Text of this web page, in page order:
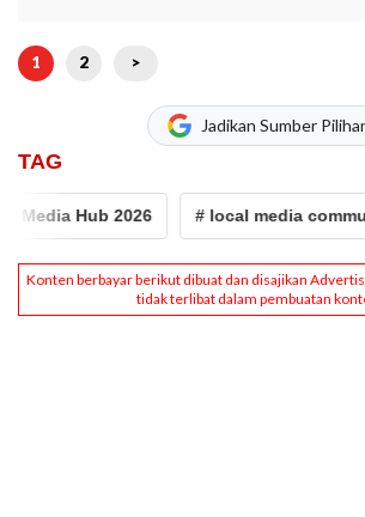
1 2 >
Jadikan Sumber
TAG
Hub 2026 # local media